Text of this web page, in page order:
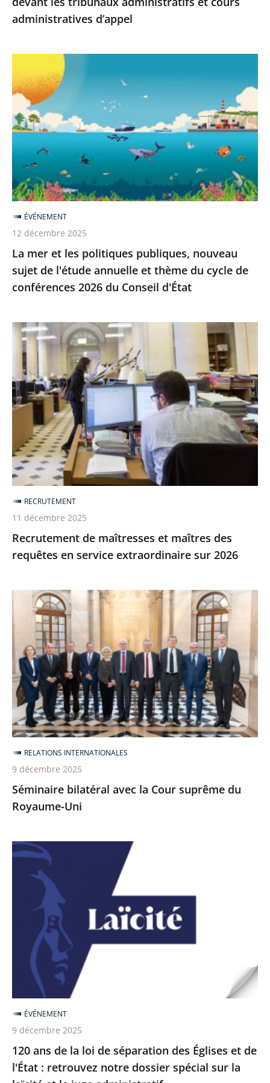
administratives
administratives d’appel
mer
et
les
politiques
publiques,
nouveau
sujet
de
l'étude
annuelle
et
thème
conférences
2026
du
Conseil
d'État
La mer et les politiques publiques, nouveau
sujet de l'étude annuelle et thème du cycle de
conférences 2026 du Conseil d'État
ÉVÉNEMENT
12 décembre 2025
Recrutement
maîtresses
et
maîtres
des
requêtes
en
service
extraordinaire
sur
2026
Recrutement de maîtresses et maîtres des
requêtes en service extraordinaire sur 2026
RECRUTEMENT
11 décembre 2025
Séminaire
bilatéral
Cour
suprême
du
Royaume-
Uni
Séminaire bilatéral avec la Cour suprême du
Royaume-Uni
RELATIONS INTERNATIONALES
9 décembre 2025
120
séparation
Églises
et
de
l'État
:
retrouvez
120 ans de la loi de séparation des Églises et de
l'État : retrouvez notre dossier spécial sur la
ÉVÉNEMENT
9 décembre 2025